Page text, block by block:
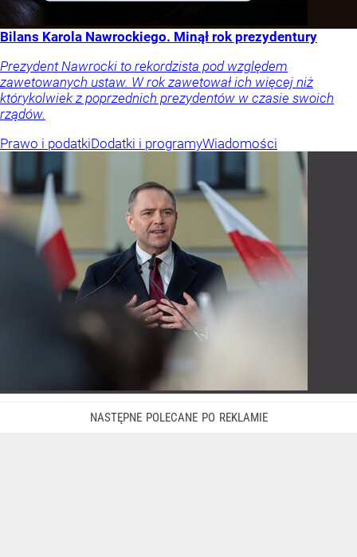
Bilans Karola Nawrockiego. Minął rok prezydentury
Prezydent Nawrocki to rekordzista pod względem
zawetowanych ustaw. W rok zawetował ich więcej niż
którykolwiek z poprzednich prezydentów w czasie swoich
rządów.
Prawo i podatkiDodatki i programyWiadomości